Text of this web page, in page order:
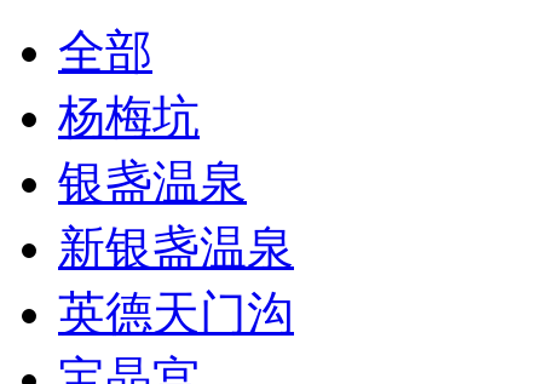
全部
杨梅坑
银盏温泉
新银盏温泉
英德天门沟